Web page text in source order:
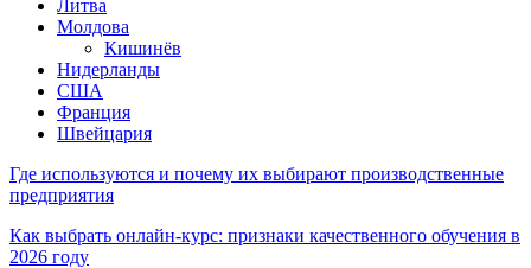
Литва
Молдова
Кишинёв
Нидерланды
США
Франция
Швейцария
Где используются и почему их выбирают производственные
предприятия
Как выбрать онлайн-курс: признаки качественного обучения в
2026 году